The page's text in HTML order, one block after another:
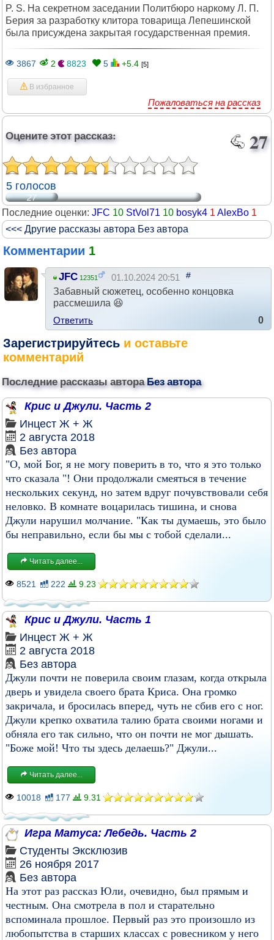
P. S. На секретном заседании Политбюро наркому Л. П.
Берия за разработку клитора товарища Лепешинской
была присуждена закрытая государственная премия.
3867 2 8823 5 +5.4 [5]
В избранное
Пожаловаться на рассказ
Оцените этот рассказ: 27
5 голосов
27
Последние оценки: JFC 10 StVol71 10 bosyk4 1 AlexBo 1
<<< Другие рассказы автора Без автора
Комментарии 1
JFC 12351 01.10.2024 20:51 #
Забавный сюжетец, особенно концовка
рассмешила 😆
Ответить
0
Зарегистрируйтесь и оставьте
комментарий
Последние рассказы автораБез автора
Крис и Джули. Часть 2
Инцест Ж + Ж
2 августа 2018
Без автора
"О, мой Бог, я не могу поверить в то, что я это только
что сказала "! Они продолжали смеяться в течение
нескольких секунд, но затем вдруг почувствовали себя
неловко. В комнате воцарилась тишина, и снова
Джули нарушил молчание. "Как ты думаешь, это было
бы неправильно, если бы мы с тобой сделали...
Читать далее...
8521 222 9.23
Крис и Джули. Часть 1
Инцест Ж + Ж
2 августа 2018
Без автора
Джули почти не поверила своим глазам, когда открыла
дверь и увидела своего брата Криса. Она громко
закричала, и бросилась вперед, чуть не сбив его с ног.
Джули крепко охватила талию брата своими ногами и
обняла его так сильно, что он почти не мог дышать.
"Боже мой! Что ты здесь делаешь?" Джули...
Читать далее...
10018 177 9.31
Игра Матуса: Лебедь. Часть 2
Студенты Эксклюзив
26 ноября 2017
Без автора
На этот раз рассказ Юли, очевидно, был прямым и
честным. Она смотрела в пол и старательно
вспоминала прошлое. Первый раз это произошло из
любопытства в старших классах с ровесником у него